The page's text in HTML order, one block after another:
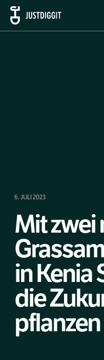
6. JULI 2023
Mit zwei
in Kenia
die
pflanzen